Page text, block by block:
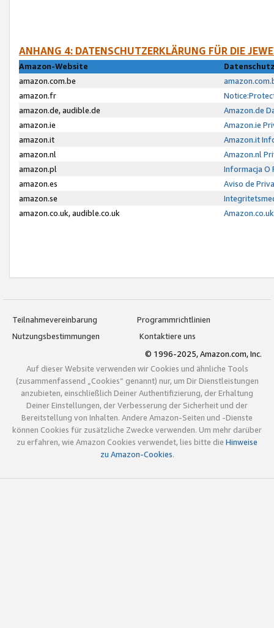
ANHANG 4: DATENSCHUTZERKLÄRUNG FÜR DIE
Amazon-Website
amazon.com.be
amazon.fr
amazon.de, audible.de
Amazon.de
amazon.ie
Amazon.ie
amazon.it
Amazon.it
amazon.nl
Amazon.nl
amazon.pl
Informacja O
amazon.es
Aviso de
amazon.se
amazon.co.uk, audible.co.uk
Teilnahmevereinbarung
Programmrichtlinien
Nutzungsbestimmungen
Kontaktiere uns
© 1996-2025, Amazon.com, Inc.
Auf dieser Website verwenden wir Cookies und ähnliche Tools
(zusammenfassend „Cookies“ genannt) nur, um Dir Dienstleistungen
anzubieten, einschließlich Deiner Authentifizierung, der Erhaltung
Deiner Einstellungen, der Verbesserung der Sicherheit und der
Bereitstellung von Inhalten. Andere Amazon-Seiten und -Dienste
können Cookies für zusätzliche Zwecke verwenden. Um mehr darüber
zu erfahren, wie Amazon Cookies verwendet, lies bitte die Hinweise
zu Amazon-Cookies.